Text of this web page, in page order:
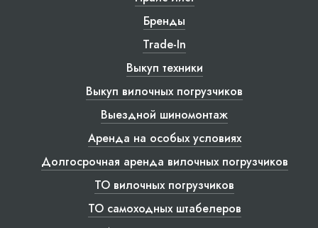
Бренды
Trade-In
Выкуп техники
Выкуп вилочных погрузчиков
Выездной шиномонтаж
Аренда на особых условиях
Долгосрочная аренда вилочных погрузчиков
ТО вилочных погрузчиков
ТО самоходных штабелеров